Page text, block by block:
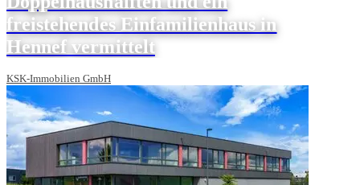
freistehendes Einfamilienhaus in
Hennef vermittelt
KSK-Immobilien GmbH